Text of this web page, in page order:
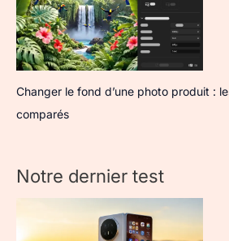
Changer le fond d’une photo produit :
comparés
Notre dernier test